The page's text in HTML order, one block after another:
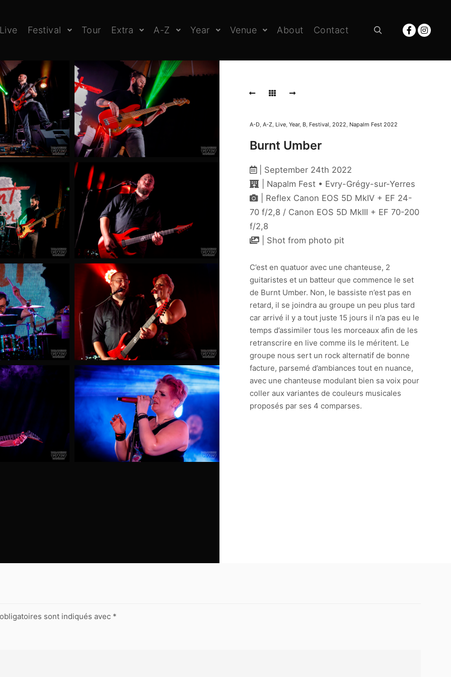
Live Festival Tour Extra A-Z Year Venue About Contact
A-D, A-Z, Live, Year, B, Festival, 2022, Napalm Fest 2022
Burnt Umber
| September 24th 2022
| Napalm Fest • Evry-Grégy-sur-Yerres
| Reflex Canon EOS 5D MkIV + EF 24-
70 f/2,8 / Canon EOS 5D MkIII + EF 70-200
f/2,8
| Shot from photo pit
C’est en quatuor avec une chanteuse, 2
guitaristes et un batteur que commence le set
de Burnt Umber. Non, le bassiste n’est pas en
retard, il se joindra au groupe un peu plus tard
car arrivé il y a tout juste 15 jours il n’a pas eu le
temps d’assimiler tous les morceaux afin de les
retranscrire en live comme ils le méritent. Le
groupe nous sert un rock alternatif de bonne
facture, parsemé d’ambiances tout en nuance,
avec une chanteuse modulant bien sa voix pour
coller aux variantes de couleurs musicales
proposés par ses 4 comparses.
sont indiqués avec *